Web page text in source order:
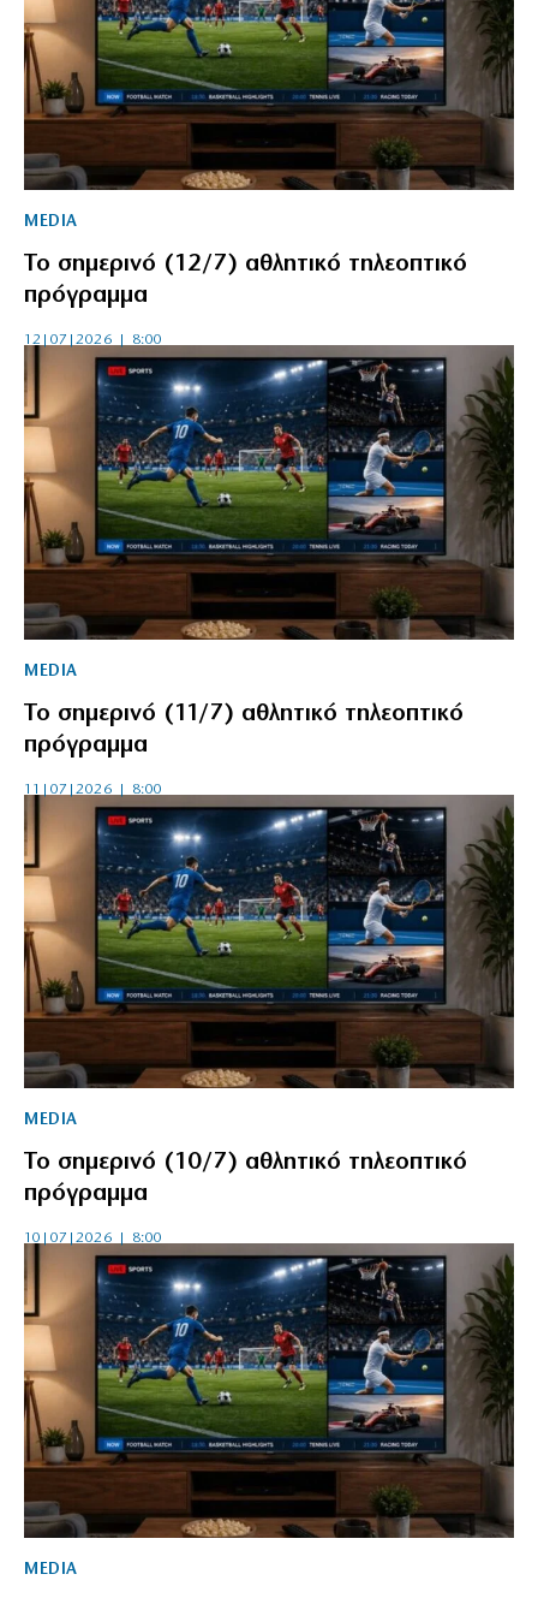
MEDIA
Το σημερινό (12/7) αθλητικό τηλεοπτικό
πρόγραμμα
12|07|2026 | 8:00
MEDIA
Το σημερινό (11/7) αθλητικό τηλεοπτικό
πρόγραμμα
11|07|2026 | 8:00
MEDIA
Το σημερινό (10/7) αθλητικό τηλεοπτικό
πρόγραμμα
10|07|2026 | 8:00
MEDIA